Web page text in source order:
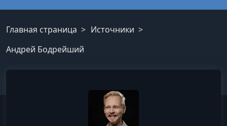
Главная страница
Источники
Андрей Бодрейший